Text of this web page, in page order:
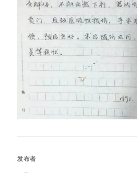
发布者